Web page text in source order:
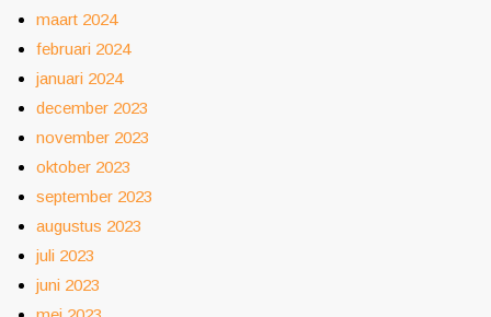
maart 2024
februari 2024
januari 2024
december 2023
november 2023
oktober 2023
september 2023
augustus 2023
juli 2023
juni 2023